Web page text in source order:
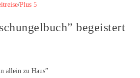
/Plus 5
begeistert